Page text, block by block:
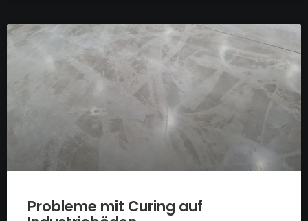
Probleme mit Curing auf